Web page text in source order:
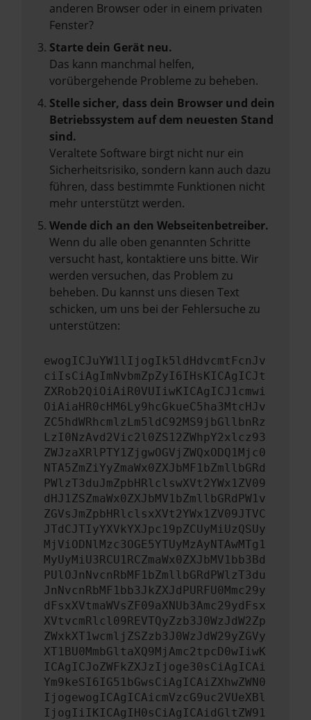
anderen Browser oder in einem privaten
Fenster?
Starte dein Gerät neu.
Das kann manchmal helfen,
vorübergehende Probleme zu beheben.
Stelle sicher, dass dein Browser und dein
Betriebssystem auf dem neuesten Stand
sind.
Veraltete Software birgt nicht nur ein
Sicherheitsrisiko, sondern kann auch dazu
führen, dass bestimmte Funktionen nicht
mehr unterstützt werden.
Wende dich an den Webseitenbetreiber.
Wenn du alle oben genannten Schritte
versucht hast, kontaktiere uns bitte. Wir
werden versuchen, das Problem zu
beheben. Du kannst uns diesen Text
schicken, um uns bei der Fehlersuche zu
unterstützen:
ewogICJuYW1lIjogIk5ldHdvcmtFcnJv
ciIsCiAgImNvbmZpZyI6IHsKICAgICJt
ZXRob2QiOiAiR0VUIiwKICAgICJ1cmwi
OiAiaHR0cHM6Ly9hcGkueC5ha3MtcHJv
ZC5hdWRhcmlzLm5ldC92MS9jbGllbnRz
LzI0NzAvd2Vic2l0ZS12ZWhpY2xlcz93
ZWJzaXRlPTY1ZjgwOGVjZWQxODQ1Mjc0
NTA5ZmZiYyZmaWx0ZXJbMF1bZmllbGRd
PWlzT3duJmZpbHRlclswXVt2YWx1ZV09
dHJ1ZSZmaWx0ZXJbMV1bZmllbGRdPW1v
ZGVsJmZpbHRlclsxXVt2YWx1ZV09JTVC
JTdCJTIyYXVkYXJpc19pZCUyMiUzQSUy
MjViODNlMzc3OGE5YTUyMzAyNTAwMTg1
MyUyMiU3RCU1RCZmaWx0ZXJbMV1bb3Bd
PUlOJnNvcnRbMF1bZmllbGRdPWlzT3du
JnNvcnRbMF1bb3JkZXJdPURFU0Mmc29y
dFsxXVtmaWVsZF09aXNUb3Amc29ydFsx
XVtvcmRlcl09REVTQyZzb3J0WzJdW2Zp
ZWxkXT1wcmljZSZzb3J0WzJdW29yZGVy
XT1BU0MmbGltaXQ9MjAmc2tpcD0wIiwK
ICAgICJoZWFkZXJzIjoge30sCiAgICAi
Ym9keSI6IG51bGwsCiAgICAiZXhwZWN0
IjogewogICAgICAicmVzcG9uc2VUeXBl
IjogIiIKICAgIH0sCiAgICAidGltZW91